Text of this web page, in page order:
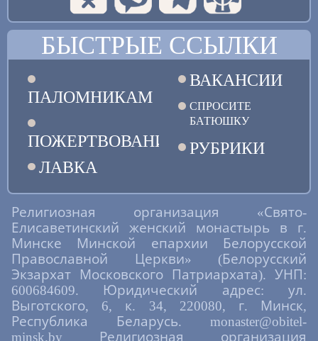
БЫСТРЫЕ ССЫЛКИ
ПАЛОМНИКАМ
ПОЖЕРТВОВАНИЯ
ЛАВКА
ВАКАНСИИ
СПРОСИТЕ
БАТЮШКУ
РУБРИКИ
Религиозная организация «Свято-
Елисаветинский женский монастырь в г.
Минске Минской епархии Белорусской
Православной Церкви» (Белорусский
Экзархат Московского Патриархата). УНП:
600684609. Юридический адрес: ул.
Выготского, 6, к. 34, 220080, г. Минск,
Республика Беларусь. monaster@obitel-
minsk.by Религиозная организация